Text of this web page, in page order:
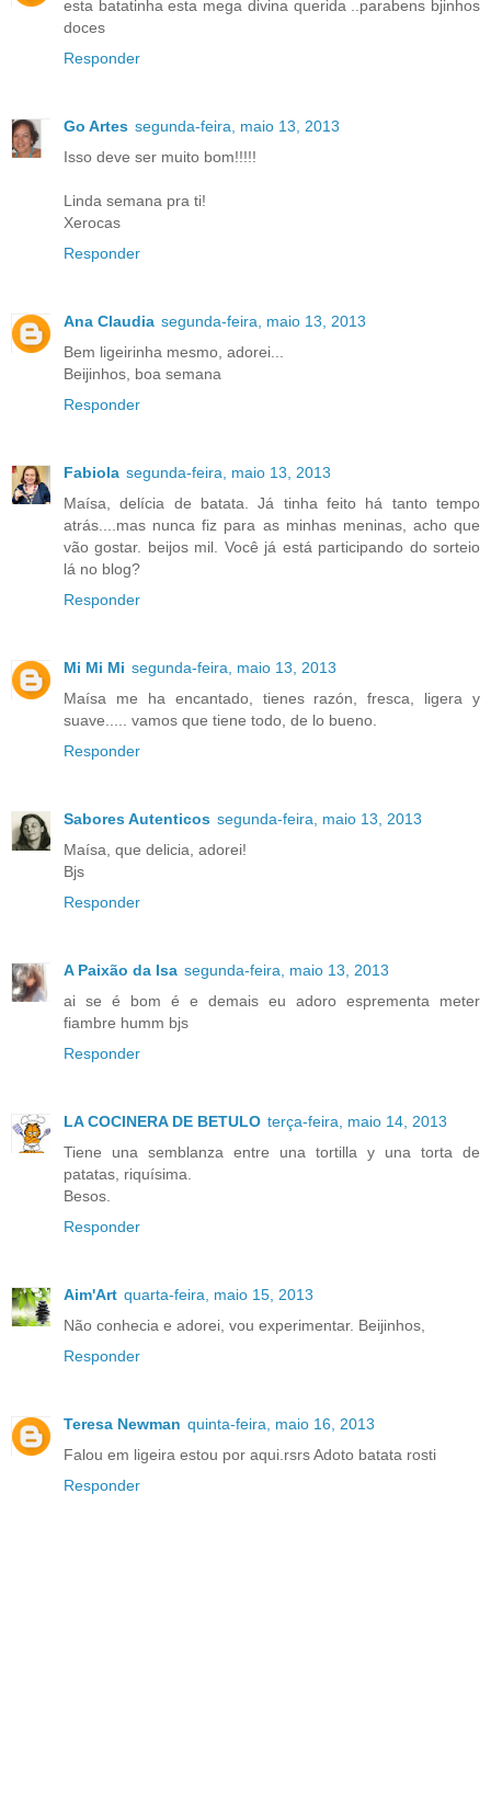
esta batatinha esta mega divina querida ..parabens bjinhos
doces
Responder
Go Artes segunda-feira, maio 13, 2013
Isso deve ser muito bom!!!!!
Linda semana pra ti!
Xerocas
Responder
Ana Claudia segunda-feira, maio 13, 2013
Bem ligeirinha mesmo, adorei...
Beijinhos, boa semana
Responder
Fabiola segunda-feira, maio 13, 2013
Maísa, delícia de batata. Já tinha feito há tanto tempo
atrás....mas nunca fiz para as minhas meninas, acho que
vão gostar. beijos mil. Você já está participando do sorteio
lá no blog?
Responder
Mi Mi Mi segunda-feira, maio 13, 2013
Maísa me ha encantado, tienes razón, fresca, ligera y
suave..... vamos que tiene todo, de lo bueno.
Responder
Sabores Autenticos segunda-feira, maio 13, 2013
Maísa, que delicia, adorei!
Bjs
Responder
A Paixão da Isa segunda-feira, maio 13, 2013
ai se é bom é e demais eu adoro esprementa meter
fiambre humm bjs
Responder
LA COCINERA DE BETULO terça-feira, maio 14, 2013
Tiene una semblanza entre una tortilla y una torta de
patatas, riquísima.
Besos.
Responder
Aim'Art quarta-feira, maio 15, 2013
Não conhecia e adorei, vou experimentar. Beijinhos,
Responder
Teresa Newman quinta-feira, maio 16, 2013
Falou em ligeira estou por aqui.rsrs Adoto batata rosti
Responder